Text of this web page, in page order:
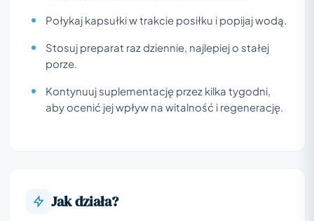
Połykaj kapsułki w trakcie posiłku i popijaj wodą.
Stosuj preparat raz dziennie, najlepiej o stałej
porze.
Kontynuuj suplementację przez kilka tygodni,
aby ocenić jej wpływ na witalność i regenerację.
Jak działa?